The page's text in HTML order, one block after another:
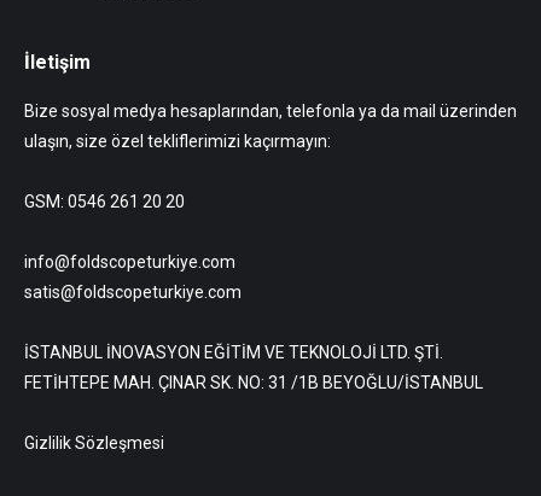
İletişim
Bize sosyal medya hesaplarından, telefonla ya da mail üzerinden
ulaşın, size özel tekliflerimizi kaçırmayın:
GSM: 0546 261 20 20
info@foldscopeturkiye.com
satis@foldscopeturkiye.com
İSTANBUL İNOVASYON EĞİTİM VE TEKNOLOJİ LTD. ŞTİ.
FETİHTEPE MAH. ÇINAR SK. NO: 31 /1B BEYOĞLU/İSTANBUL
Gizlilik Sözleşmesi